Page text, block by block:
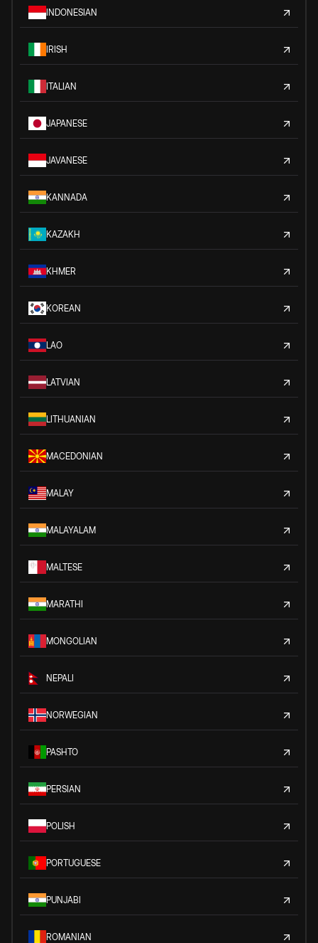
INDONESIAN
IRISH
ITALIAN
JAPANESE
JAVANESE
KANNADA
KAZAKH
KHMER
KOREAN
LAO
LATVIAN
LITHUANIAN
MACEDONIAN
MALAY
MALAYALAM
MALTESE
MARATHI
MONGOLIAN
NEPALI
NORWEGIAN
PASHTO
PERSIAN
POLISH
PORTUGUESE
PUNJABI
ROMANIAN